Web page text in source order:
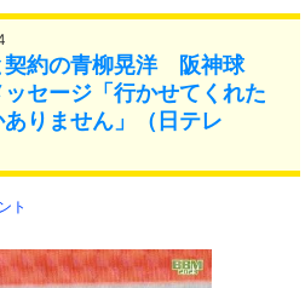
契約の青柳晃洋 阪神球
セージ「行かせてくれた
りません」（日テレ
ト